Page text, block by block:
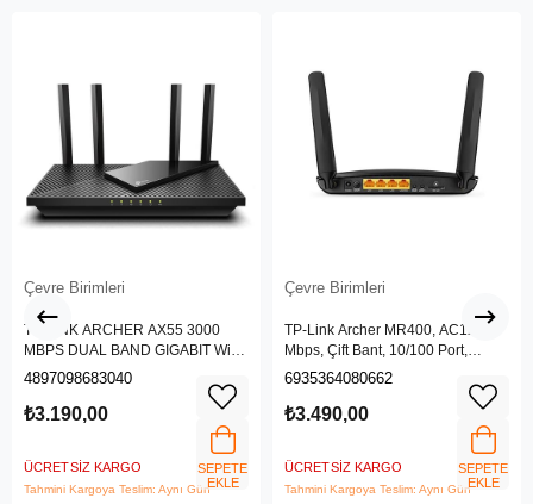
Çevre Birimleri
TP-LINK ARCHER AX55 3000
MBPS DUAL BAND GIGABIT Wi-Fi
6 ROUTER
4897098683040
₺3.190,00
ÜCRETSIZ KARGO
Tahmini Kargoya Teslim: Aynı Gün
SEPETE
EKLE
Çevre Birimleri
TP-Link Archer MR400, AC1200
Mbps, Çift Bant, 10/100 Port,
4G/3G SIM Yuvası, Kablosuz 4G
6935364080662
₺3.490,00
ÜCRETSIZ KARGO
Tahmini Kargoya Teslim: Aynı Gün
SEPETE
EKLE